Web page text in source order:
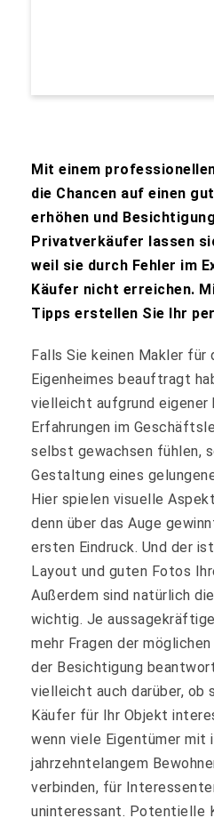
Mit einem
die Chancen auf einen
erhöhen und
Privatverkäufer lassen
weil sie durch Fehler im
Käufer nicht erreichen.
Tipps erstellen Sie Ihr
Falls Sie keinen Makler für
Eigenheimes beauftragt
vielleicht aufgrund eigener
Erfahrungen im
selbst gewachsen fühlen,
Gestaltung eines
Hier spielen visuelle
denn über das Auge
ersten Eindruck. Und der
Layout und guten Fotos
Außerdem sind natürlich
wichtig. Je
mehr Fragen der
der Besichtigung
vielleicht auch darüber, ob
Käufer für Ihr Objekt
wenn viele Eigentümer mit
jahrzehntelangem
verbinden, für
uninteressant. Potentielle